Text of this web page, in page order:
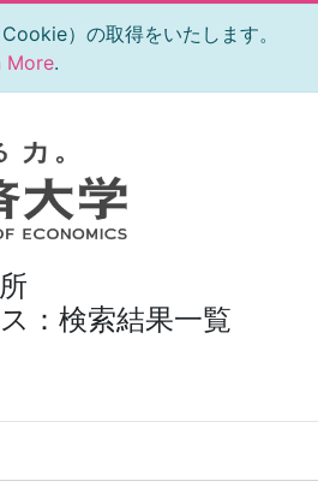
）の取得をいたします。
More.
：検索結果一覧